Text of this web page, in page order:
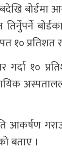
बोर्डमा
प्रतिशत
१०
आकर्षण
बताए ।